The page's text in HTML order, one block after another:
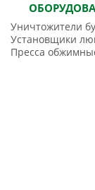
Уничтожители
Установщики
Пресса